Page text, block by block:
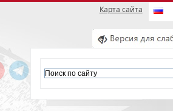
Карта сайта